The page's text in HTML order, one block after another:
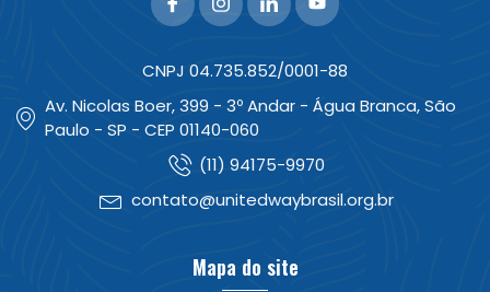
CNPJ 04.735.852/0001-88
Av. Nicolas Boer, 399 - 3º Andar - Água Branca, São
Paulo - SP - CEP 01140-060
(11) 94175-9970
contato@unitedwaybrasil.org.br
Mapa do site